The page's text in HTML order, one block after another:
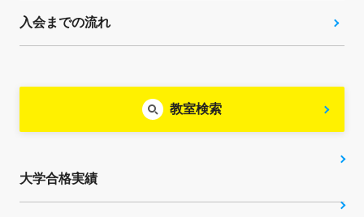
入会までの流れ
教室検索
大学合格実績